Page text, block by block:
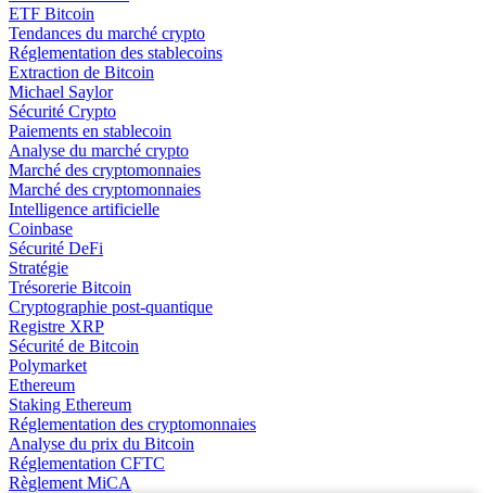
ETF Bitcoin
Tendances du marché crypto
Réglementation des stablecoins
Extraction de Bitcoin
Michael Saylor
Sécurité Crypto
Paiements en stablecoin
Analyse du marché crypto
Marché des cryptomonnaies
Marché des cryptomonnaies
Intelligence artificielle
Coinbase
Sécurité DeFi
Stratégie
Trésorerie Bitcoin
Cryptographie post-quantique
Registre XRP
Sécurité de Bitcoin
Polymarket
Ethereum
Staking Ethereum
Réglementation des cryptomonnaies
Analyse du prix du Bitcoin
Réglementation CFTC
Règlement MiCA